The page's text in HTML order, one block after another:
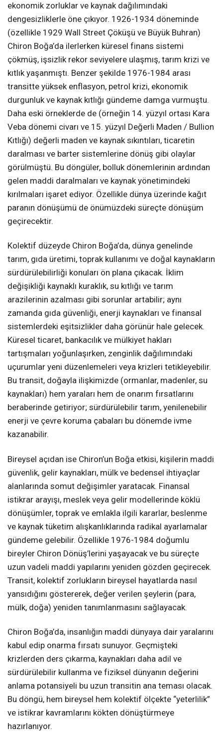
ekonomik zorluklar ve kaynak dağılımındaki
dengesizliklerle öne çıkıyor. 1926-1934 döneminde
(özellikle 1929 Wall Street Çöküşü ve Büyük Buhran)
Chiron Boğa’da ilerlerken küresel finans sistemi
çökmüş, işsizlik rekor seviyelere ulaşmış, tarım krizi ve
kıtlık yaşanmıştı. Benzer şekilde 1976-1984 arası
transitte yüksek enflasyon, petrol krizi, ekonomik
durgunluk ve kaynak kıtlığı gündeme damga vurmuştu.
Daha eski örneklerde de (örneğin 14. yüzyıl ortası Kara
Veba dönemi civarı ve 15. yüzyıl Değerli Maden / Bullion
Kıtlığı) değerli maden ve kaynak sıkıntıları, ticaretin
daralması ve barter sistemlerine dönüş gibi olaylar
görülmüştü. Bu döngüler, bolluk dönemlerinin ardından
gelen maddi daralmaları ve kaynak yönetimindeki
kırılmaları işaret ediyor. Özellikle dünya üzerinde kağıt
paranın dönüşümü de önümüzdeki süreçte dönüşüm
geçirecektir.
Kolektif düzeyde Chiron Boğa’da, dünya genelinde
tarım, gıda üretimi, toprak kullanımı ve doğal kaynakların
sürdürülebilirliği konuları ön plana çıkacak. İklim
değişikliği kaynaklı kuraklık, su kıtlığı ve tarım
arazilerinin azalması gibi sorunlar artabilir; aynı
zamanda gıda güvenliği, enerji kaynakları ve finansal
sistemlerdeki eşitsizlikler daha görünür hale gelecek.
Küresel ticaret, bankacılık ve mülkiyet hakları
tartışmaları yoğunlaşırken, zenginlik dağılımındaki
uçurumlar yeni düzenlemeleri veya krizleri tetikleyebilir.
Bu transit, doğayla ilişkimizde (ormanlar, madenler, su
kaynakları) hem yaraları hem de onarım fırsatlarını
beraberinde getiriyor; sürdürülebilir tarım, yenilenebilir
enerji ve çevre koruma çabaları bu dönemde ivme
kazanabilir.
Bireysel açıdan ise Chiron’un Boğa etkisi, kişilerin maddi
güvenlik, gelir kaynakları, mülk ve bedensel ihtiyaçlar
alanlarında somut değişimler yaratacak. Finansal
istikrar arayışı, meslek veya gelir modellerinde köklü
dönüşümler, toprak ve emlakla ilgili kararlar, beslenme
ve kaynak tüketim alışkanlıklarında radikal ayarlamalar
gündeme gelebilir. Özellikle 1976-1984 doğumlu
bireyler Chiron Dönüş’lerini yaşayacak ve bu süreçte
uzun vadeli maddi yapılarını yeniden gözden geçirecek.
Transit, kolektif zorlukların bireysel hayatlarda nasıl
yansıdığını göstererek, değer verilen şeylerin (para,
mülk, doğa) yeniden tanımlanmasını sağlayacak.
Chiron Boğa’da, insanlığın maddi dünyaya dair yaralarını
kabul edip onarma fırsatı sunuyor. Geçmişteki
krizlerden ders çıkarma, kaynakları daha adil ve
sürdürülebilir kullanma ve fiziksel dünyanın değerini
anlama potansiyeli bu uzun transitin ana teması olacak.
Bu döngü, hem bireysel hem kolektif ölçekte “yeterlilik”
ve istikrar kavramlarını kökten dönüştürmeye
hazırlanıyor.